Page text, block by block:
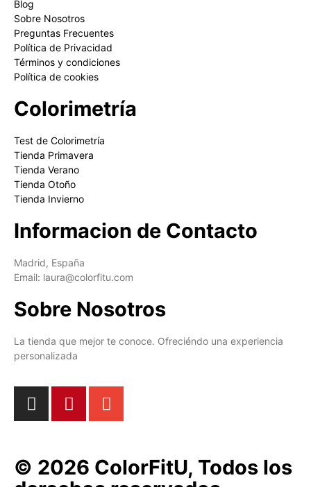
Blog
Sobre Nosotros
Preguntas Frecuentes
Política de Privacidad
Términos y condiciones
Política de cookies
Colorimetría
Test de Colorimetría
Tienda Primavera
Tienda Verano
Tienda Otoño
Tienda Invierno
Informacion de Contacto
Madrid, España
Email: laura@colorfitu.com
Sobre Nosotros
La tienda que mejor te conoce. Ofreciéndo una experiencia
personalizada
© 2026 ColorFitU, Todos los